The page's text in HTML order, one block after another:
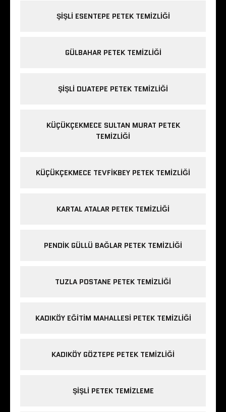
ŞIŞLI ESENTEPE PETEK TEMIZLIĞI
GÜLBAHAR PETEK TEMIZLIĞI
ŞIŞLI DUATEPE PETEK TEMIZLIĞI
KÜÇÜKÇEKMECE SULTAN MURAT PETEK
TEMIZLIĞI
KÜÇÜKÇEKMECE TEVFIKBEY PETEK TEMIZLIĞI
KARTAL ATALAR PETEK TEMIZLIĞI
PENDIK GÜLLÜ BAĞLAR PETEK TEMIZLIĞI
TUZLA POSTANE PETEK TEMIZLIĞI
KADIKÖY EĞITIM MAHALLESI PETEK TEMIZLIĞI
KADIKÖY GÖZTEPE PETEK TEMIZLIĞI
ŞIŞLI PETEK TEMIZLEME